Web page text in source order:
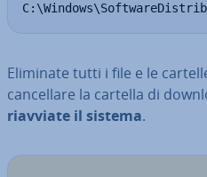
Eliminate tutti i file e le
can­cel­la­re la cartella di
riavviate il sistema.